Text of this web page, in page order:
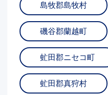
島牧郡島牧村
磯谷郡蘭越町
虻田郡ニセコ町
虻田郡真狩村